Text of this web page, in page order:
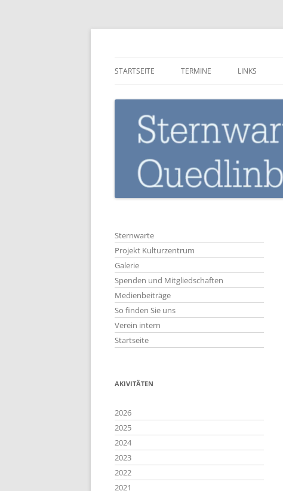
Zum
STARTSEITE TERMINE LINKS
Sternwarte
Projekt Kulturzentrum
Galerie
Spenden und Mitgliedschaften
Medienbeiträge
So finden Sie uns
Verein intern
Startseite
AKIVITÄTEN
2026
2025
2024
2023
2022
2021